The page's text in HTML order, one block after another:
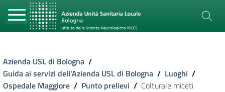
Azienda USL di Bologna /
Guida ai servizi dell'Azienda USL di Bologna / Luoghi /
Ospedale Maggiore / Punto prelievi / Colturale miceti